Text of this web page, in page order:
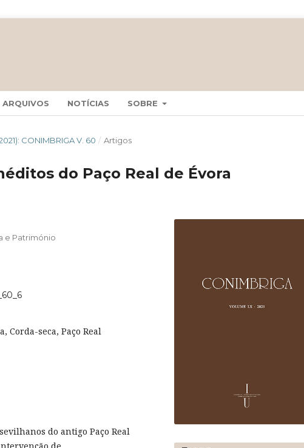
ARQUIVOS NOTÍCIAS SOBRE
CONIMBRIGA V. 60 / Artigos
do Paço Real de Évora
e Património
Corda-seca, Paço Real
do antigo Paço Real